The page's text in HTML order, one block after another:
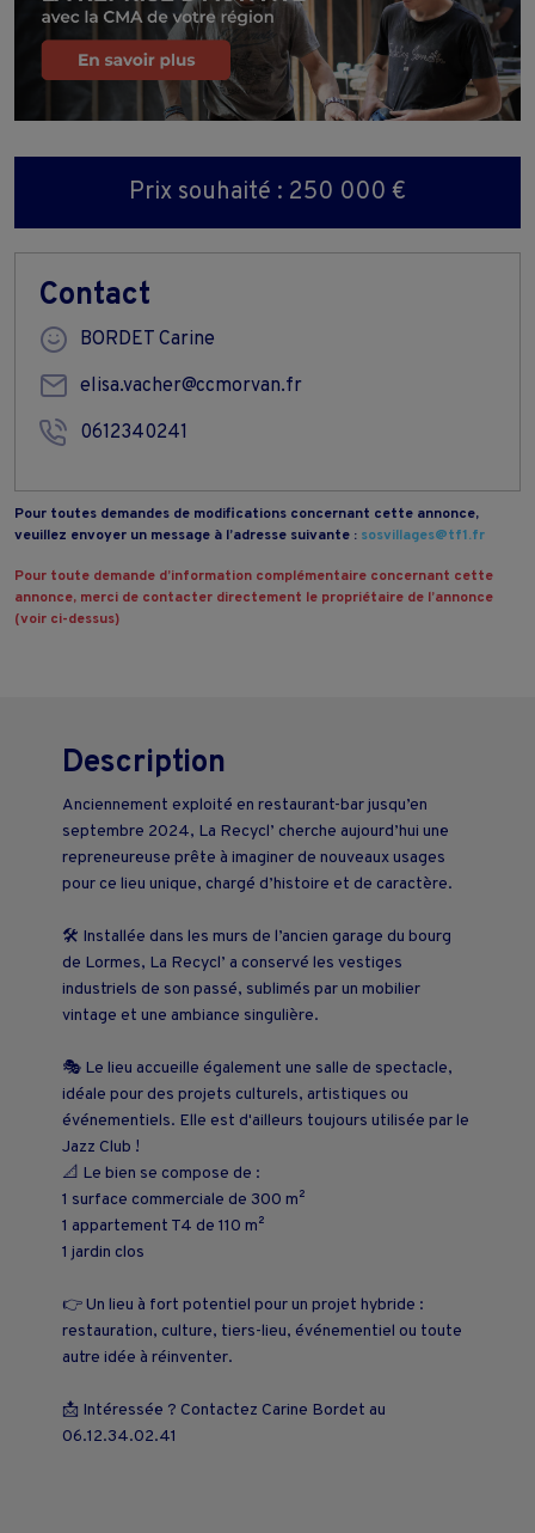
Prix souhaité : 250 000 €
Contact
BORDET Carine
elisa.vacher@ccmorvan.fr
0612340241
Pour toutes demandes de modifications concernant cette annonce,
veuillez envoyer un message à l’adresse suivante : sosvillages@tf1.fr
Pour toute demande d’information complémentaire concernant cette
annonce, merci de contacter directement le propriétaire de l’annonce
(voir ci-dessus)
Description
Anciennement exploité en restaurant-bar jusqu’en
septembre 2024, La Recycl’ cherche aujourd’hui un·e
repreneur·euse prêt·e à imaginer de nouveaux usages
pour ce lieu unique, chargé d’histoire et de caractère.
🛠️ Installée dans les murs de l’ancien garage du bourg
de Lormes, La Recycl’ a conservé les vestiges
industriels de son passé, sublimés par un mobilier
vintage et une ambiance singulière.
🎭 Le lieu accueille également une salle de spectacle,
idéale pour des projets culturels, artistiques ou
événementiels. Elle est d'ailleurs toujours utilisée par le
Jazz Club !
📐 Le bien se compose de :
1 surface commerciale de 300 m²
1 appartement T4 de 110 m²
1 jardin clos
👉 Un lieu à fort potentiel pour un projet hybride :
restauration, culture, tiers-lieu, événementiel ou toute
autre idée à réinventer.
📩 Intéressé·e ? Contactez Carine Bordet au
06.12.34.02.41